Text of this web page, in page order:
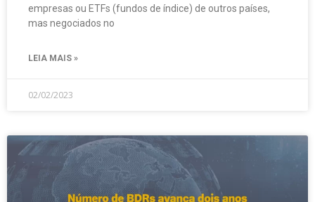
empresas ou ETFs (fundos de índice) de outros países,
mas negociados no
LEIA MAIS »
02/02/2023